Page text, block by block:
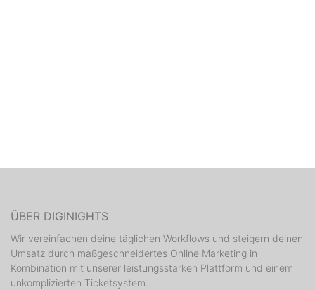
ÜBER DIGINIGHTS
Wir vereinfachen deine täglichen Workflows und steigern deinen
Umsatz durch maßgeschneidertes Online Marketing in
Kombination mit unserer leistungsstarken Plattform und einem
unkomplizierten Ticketsystem.